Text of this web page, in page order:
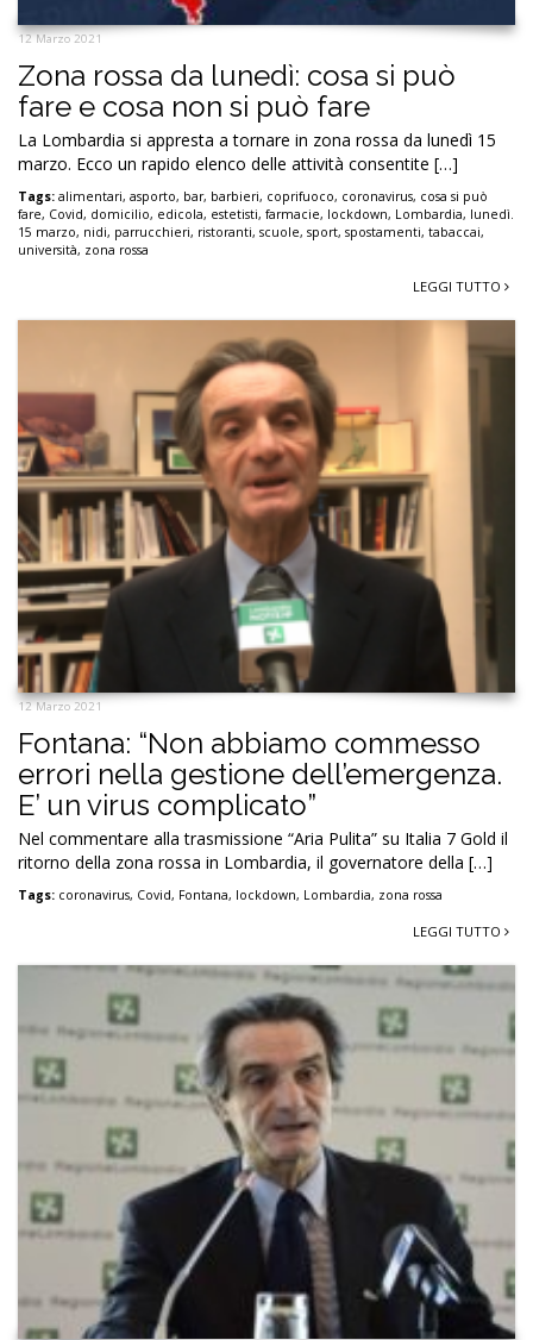
12 Marzo 2021
Zona rossa da lunedì: cosa si può
fare e cosa non si può fare
La Lombardia si appresta a tornare in zona rossa da lunedì 15
marzo. Ecco un rapido elenco delle attività consentite […]
Tags: alimentari, asporto, bar, barbieri, coprifuoco, coronavirus, cosa si può
fare, Covid, domicilio, edicola, estetisti, farmacie, lockdown, Lombardia, lunedì.
15 marzo, nidi, parrucchieri, ristoranti, scuole, sport, spostamenti, tabaccai,
università, zona rossa
LEGGI TUTTO
12 Marzo 2021
Fontana: “Non abbiamo commesso
errori nella gestione dell’emergenza.
E’ un virus complicato”
Nel commentare alla trasmissione “Aria Pulita” su Italia 7 Gold il
ritorno della zona rossa in Lombardia, il governatore della […]
Tags: coronavirus, Covid, Fontana, lockdown, Lombardia, zona rossa
LEGGI TUTTO